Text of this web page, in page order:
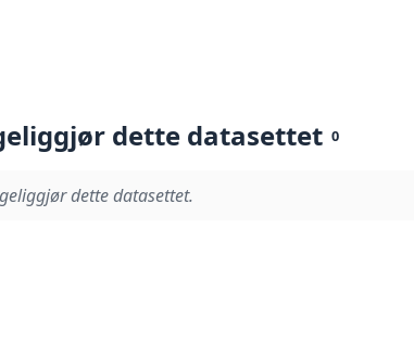
dette datasettet 0
dette datasettet.